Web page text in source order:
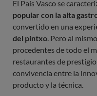
El País Vasco se
popular con la alta
convertido en una
del pintxo . Pero al
procedentes de todo el
restaurantes de
convivencia entre la
producto y la técnica.